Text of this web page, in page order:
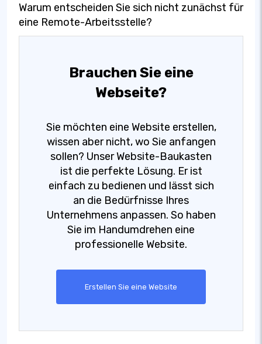
Warum entscheiden Sie sich nicht zunächst für
eine Remote-Arbeitsstelle?
Brauchen Sie eine
Webseite?
Sie möchten eine Website erstellen,
wissen aber nicht, wo Sie anfangen
sollen? Unser Website-Baukasten
ist die perfekte Lösung. Er ist
einfach zu bedienen und lässt sich
an die Bedürfnisse Ihres
Unternehmens anpassen. So haben
Sie im Handumdrehen eine
professionelle Website.
Erstellen Sie eine Website